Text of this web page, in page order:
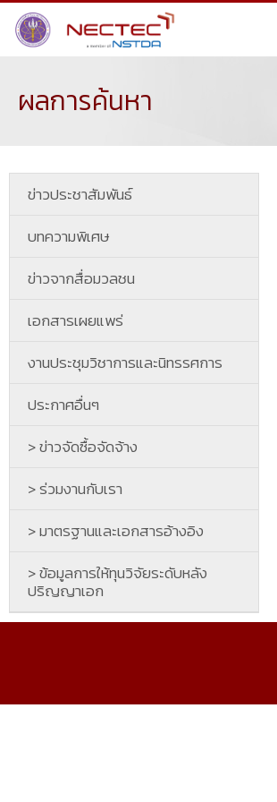
ผลการค้นหา
ข่าวประชาสัมพันธ์
บทความพิเศษ
ข่าวจากสื่อมวลชน
เอกสารเผยแพร่
งานประชุมวิชาการและนิทรรศการ
ประกาศอื่นๆ
> ข่าวจัดซื้อจัดจ้าง
> ร่วมงานกับเรา
> มาตรฐานและเอกสารอ้างอิง
> ข้อมูลการให้ทุนวิจัยระดับหลัง
ปริญญาเอก